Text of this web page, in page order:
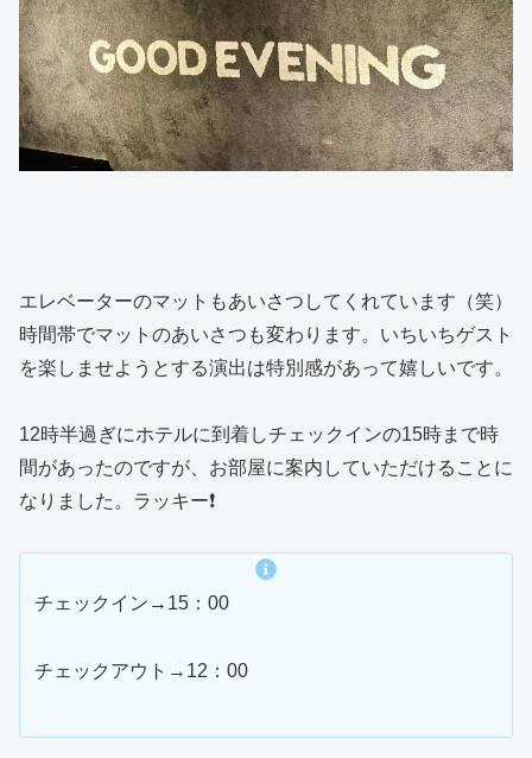
エレベーターのマットもあいさつしてくれています（笑）
時間帯でマットのあいさつも変わります。いちいちゲスト
を楽しませようとする演出は特別感があって嬉しいです。
12時半過ぎにホテルに到着しチェックインの15時まで時
間があったのですが、お部屋に案内していただけることに
なりました。ラッキー❗️
チェックイン→15：00
チェックアウト→12：00